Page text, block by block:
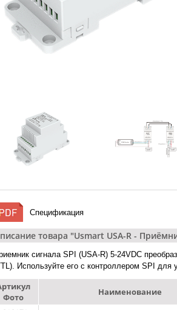
Спецификация
товара "Usmart USA-R -
сигнала SPI (USA-R) 5-24VDC
Используйте его с контроллером SPI для
Фото
Наименование